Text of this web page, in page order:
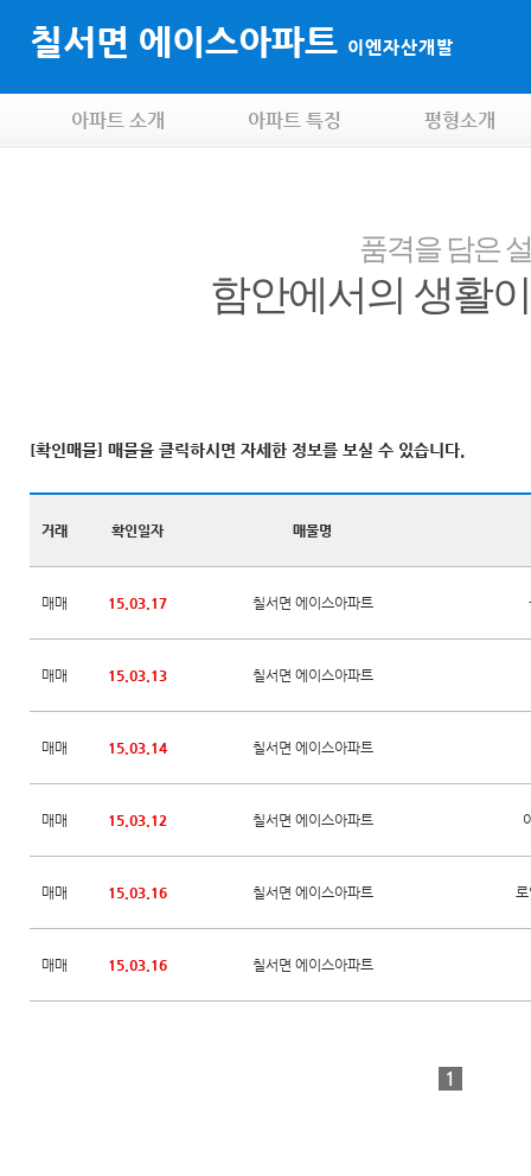
칠서면 에이스아파트 이엔자산개발
아파트 소개 아파트 특징 평형소개
품격을 담은
함안에서의 생활
[확인매물] 매물을 클릭하시면 자세한 정보를 보실 수 있습니다.
거래 확인일자 매물명
매매 15.03.17 칠서면 에이스아파트
매매 15.03.13 칠서면 에이스아파트
매매 15.03.14 칠서면 에이스아파트
매매 15.03.12 칠서면 에이스아파트
매매 15.03.16 칠서면 에이스아파트
매매 15.03.16 칠서면 에이스아파트
1